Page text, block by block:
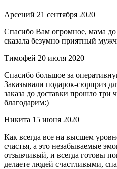
Арсений 21 сентября 2020
Спасибо Вам огромное, мама до
сказала безумно приятный
Тимофей 20 июля 2020
Спасибо большое за
Заказывали подарок-сюрприз
заказа до доставки прошло три
благодарим:)
Никита 15 июня 2020
Как всегда все на высшем
счастья, а это незабываемые
отзывчивый, и всегда готовы
делаете людей счастливыми,